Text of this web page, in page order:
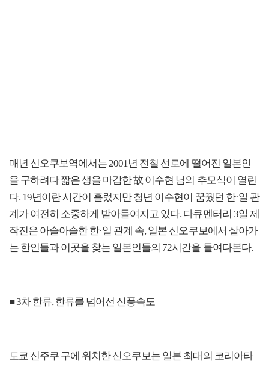
매년 신오쿠보역에서는 2001년 전철 선로에 떨어진 일본인
을 구하려다 짧은 생을 마감한 故 이수현 님의 추모식이 열린
다. 19년이란 시간이 흘렀지만 청년 이수현이 꿈꿨던 한·일 관
계가 여전히 소중하게 받아들여지고 있다. 다큐멘터리 3일 제
작진은 아슬아슬한 한·일 관계 속, 일본 신오쿠보에서 살아가
는 한인들과 이곳을 찾는 일본인들의 72시간을 들여다본다.
■ 3차 한류, 한류를 넘어선 신풍속도
도쿄 신주쿠 구에 위치한 신오쿠보는 일본 최대의 코리아타